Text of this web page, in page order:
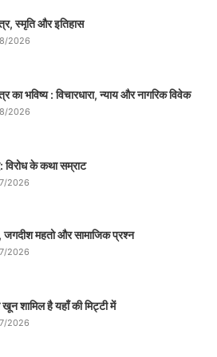
राज्य बना।
के अलग होने के बाद तेल
हिस्सा दक्षिण सूडान के पास
स्मृति और इतिहास
2026
का भविष्य : विचारधारा, न्याय और नागरिक विवेक
2026
विरोध के कथा सम्राट
2026
जगदीश महतो और सामाजिक प्रश्न
2026
शामिल है यहाँ की मिट्टी में
2026